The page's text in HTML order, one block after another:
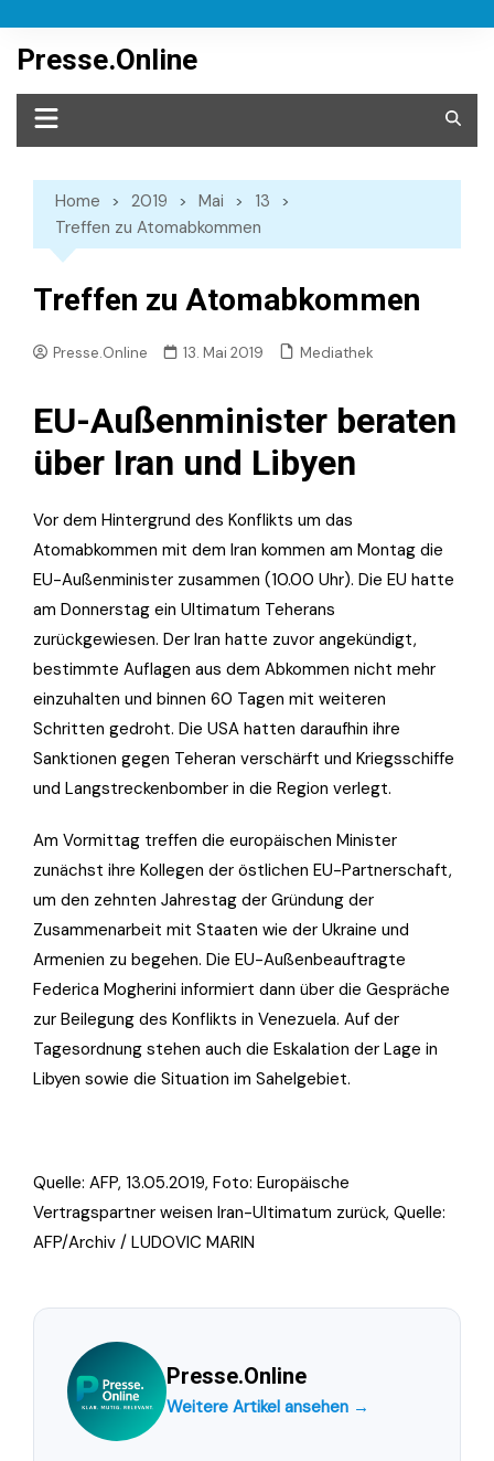
content
Presse.Online
Home 2019 Mai
13
Treffen zu Atomabkommen
Treffen zu Atomabkommen
Presse.Online 13. Mai 2019 Mediathek
EU-Außenminister beraten
über Iran und Libyen
Vor dem Hintergrund des Konflikts um das
Atomabkommen mit dem Iran kommen am Montag die
EU-Außenminister zusammen (10.00 Uhr). Die EU hatte
am Donnerstag ein Ultimatum Teherans
zurückgewiesen. Der Iran hatte zuvor angekündigt,
bestimmte Auflagen aus dem Abkommen nicht mehr
einzuhalten und binnen 60 Tagen mit weiteren
Schritten gedroht. Die USA hatten daraufhin ihre
Sanktionen gegen Teheran verschärft und Kriegsschiffe
und Langstreckenbomber in die Region verlegt.
Am Vormittag treffen die europäischen Minister
zunächst ihre Kollegen der östlichen EU-Partnerschaft,
um den zehnten Jahrestag der Gründung der
Zusammenarbeit mit Staaten wie der Ukraine und
Armenien zu begehen. Die EU-Außenbeauftragte
Federica Mogherini informiert dann über die Gespräche
zur Beilegung des Konflikts in Venezuela. Auf der
Tagesordnung stehen auch die Eskalation der Lage in
Libyen sowie die Situation im Sahelgebiet.
Quelle: AFP, 13.05.2019, Foto: Europäische
Vertragspartner weisen Iran-Ultimatum zurück, Quelle:
AFP/Archiv / LUDOVIC MARIN
Presse.Online
Weitere Artikel ansehen →